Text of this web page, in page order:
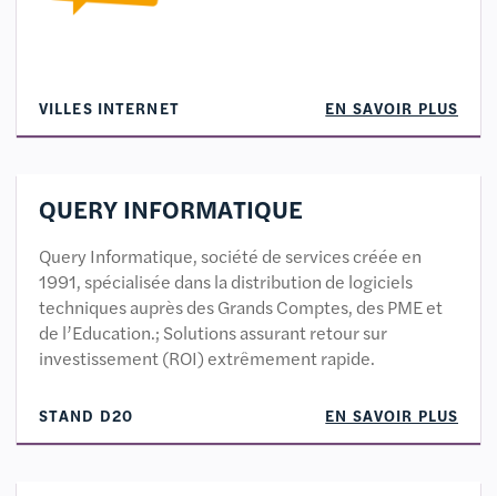
VILLES INTERNET EN SAVOIR PLUS
QUERY INFORMATIQUE
Query Informatique, société de services créée en
1991, spécialisée dans la distribution de logiciels
techniques auprès des Grands Comptes, des PME et
de l’Education.; Solutions assurant retour sur
investissement (ROI) extrêmement rapide.
STAND D20 EN SAVOIR PLUS